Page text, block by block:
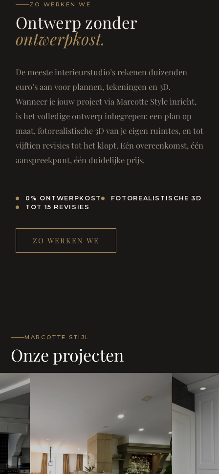
ZO WERKEN WE
Ontwerp zonder
ontwerpkost.
De meeste interieurstudio’s rekenen duizenden
euro’s aan voor plannen, tekeningen en 3D.
Wanneer je jouw project via Marcotte Style inricht,
is het volledige ontwerp inbegrepen: een plan op
maat, fotorealistische 3D van je eigen ruimtes, en tot
vijftien revisies tot het klopt. Eén overeenkomst, één
aanspreekpunt, één duidelijke prijs.
0% ONTWERPKOST
FOTOREALISTISCHE 3D
TOT 15 REVISIES
ZO WERKEN WE
MARCOTTE STIJL
Onze projecten